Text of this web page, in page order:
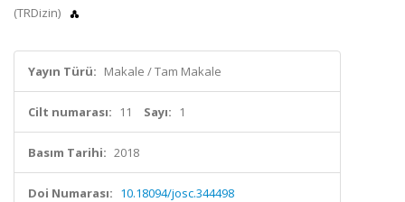
(TRDizin)
Yayın Türü: Makale / Tam Makale
Cilt numarası: 11 Sayı: 1
Basım Tarihi: 2018
Doi Numarası: 10.18094/josc.344498